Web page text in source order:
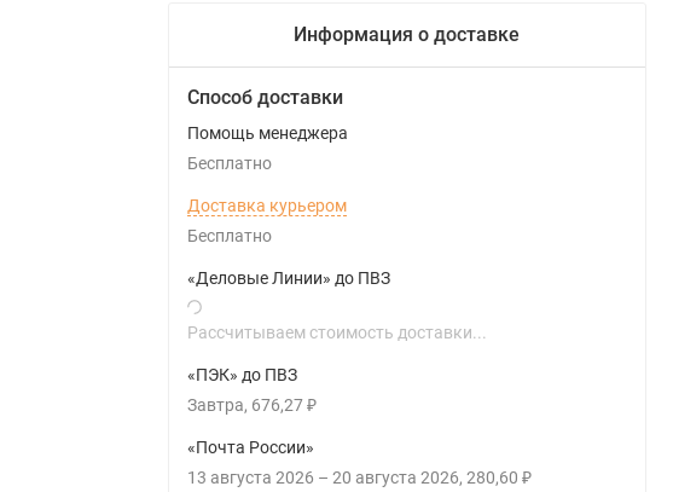
Информация о доставке
Способ доставки
Помощь менеджера
Бесплатно
Доставка курьером
Бесплатно
«Деловые Линии» до ПВЗ
Рассчитываем стоимость доставки...
«ПЭК» до ПВЗ
Завтра 676,27₽
«Почта России»
13 августа 2026 – 20 августа 2026 280,60₽